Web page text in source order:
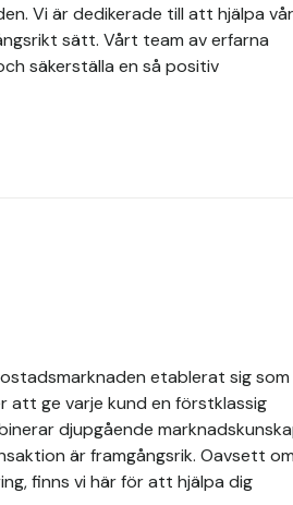
Vi är dedikerade till att hjälpa
sätt. Vårt team av erfarna
säkerställa en så positiv
etablerat sig som
att ge varje kund en förstklassig
djupgående
är framgångsrik. Oavsett om
finns vi här för att hjälpa dig